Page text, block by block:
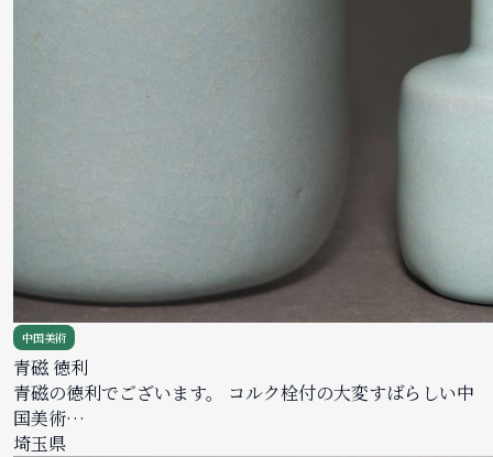
中国美術
青磁 徳利
青磁の徳利でございます。 コルク栓付の大変すばらしい中
国美術…
埼玉県